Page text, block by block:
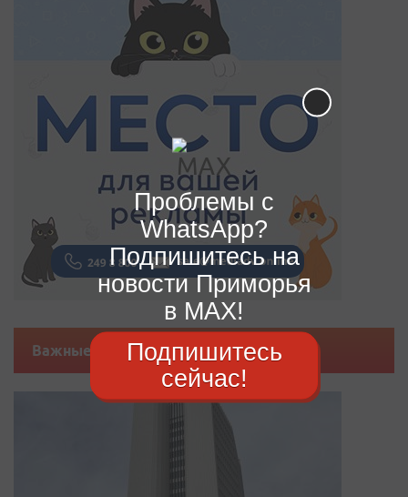
Важные новости
Проблемы с
WhatsApp?
Подпишитесь на
новости Приморья
в MAX!
Подпишитесь
сейчас!